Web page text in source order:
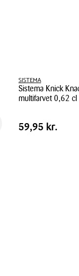
besked
SISTEMA
Sistema Knick
multifarvet 0,62 cl
Knick
Pris
Pris 59,95 kr.
59,95 kr.